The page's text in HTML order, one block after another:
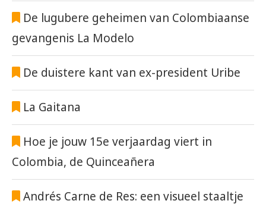
De lugubere geheimen van Colombiaanse
gevangenis La Modelo
De duistere kant van ex-president Uribe
La Gaitana
Hoe je jouw 15e verjaardag viert in
Colombia, de Quinceañera
Andrés Carne de Res: een visueel staaltje